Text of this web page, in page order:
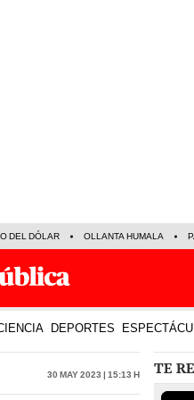
DEL DÓLAR OLLANTA HUMALA
DEPORTES
30 May 2023 | 15:13 h TE